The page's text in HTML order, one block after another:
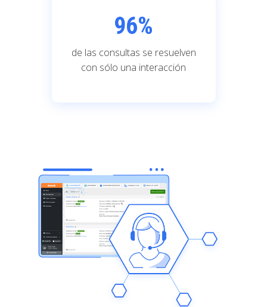
96%
de las consultas se resuelven
con sólo una interacción